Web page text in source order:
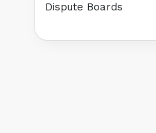
Dispute Boards